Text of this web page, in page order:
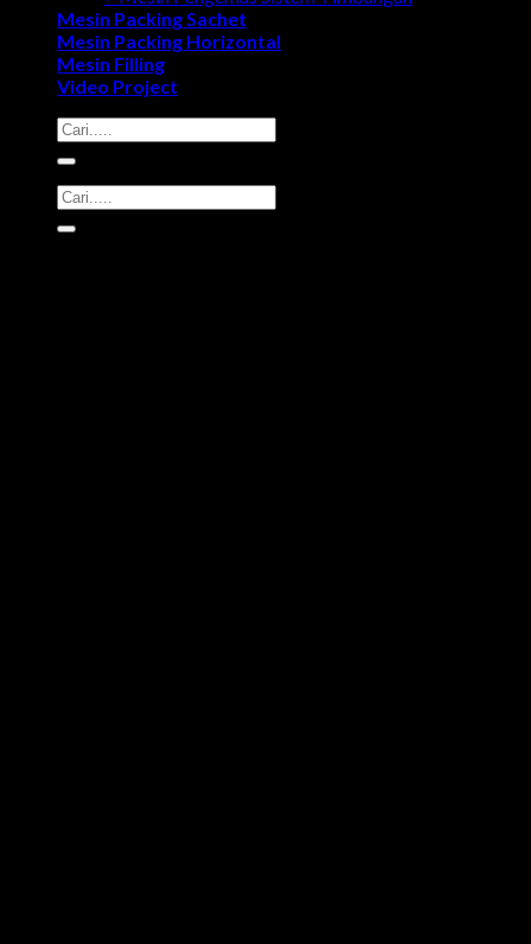
Mesin Packing Sachet
Mesin Packing Horizontal
Mesin Filling
Video Project
Search
for:
Search
for: